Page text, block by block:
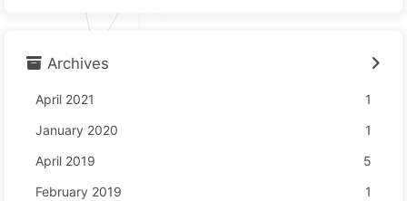
Archives
April 2021
1
January 2020
1
April 2019
5
February 2019
1